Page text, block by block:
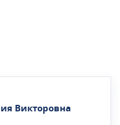
Викторовна